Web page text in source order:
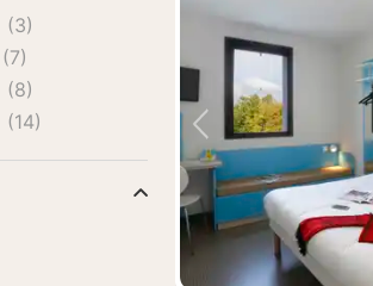
Vorheriges
(3)
(7)
(8)
(14)